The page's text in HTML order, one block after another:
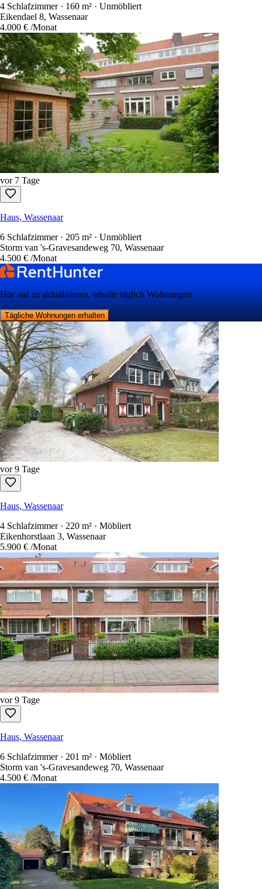
4 Schlafzimmer · 160 m² · Unmöbliert
Eikendael 8, Wassenaar
4.000 € /Monat
vor 7 Tage
Haus, Wassenaar
6 Schlafzimmer · 205 m² · Unmöbliert
Storm van 's-Gravesandeweg 70, Wassenaar
4.500 € /Monat
Hör auf zu aktualisieren, erhalte täglich Wohnungen
Tägliche Wohnungen erhalten
vor 9 Tage
Haus, Wassenaar
4 Schlafzimmer · 220 m² · Möbliert
Eikenhorstlaan 3, Wassenaar
5.900 € /Monat
vor 9 Tage
Haus, Wassenaar
6 Schlafzimmer · 201 m² · Möbliert
Storm van 's-Gravesandeweg 70, Wassenaar
4.500 € /Monat